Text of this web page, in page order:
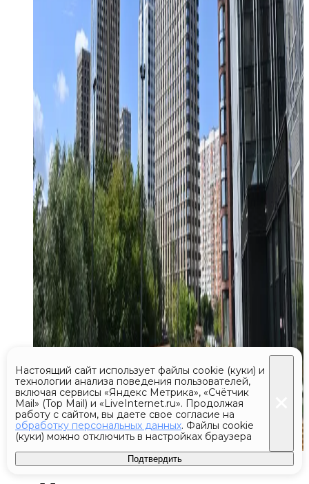
Настоящий сайт использует файлы cookie (куки) и
технологии анализа поведения пользователей,
включая сервисы «Яндекс Метрика», «Счётчик
Mail» (Top Mail) и «LiveInternet.ru». Продолжая
работу с сайтом, вы даете свое согласие на
обработку персональных данных. Файлы cookie
(куки) можно отключить в настройках браузера
Подтвердить